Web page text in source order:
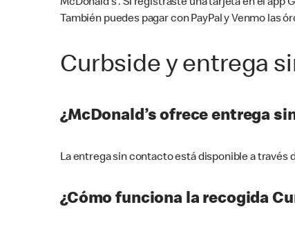
McDonald’s . Si registraste una tarjeta en el
También puedes pagar con PayPal y Venmo las
Curbside y entrega
¿McDonald’s ofrece entrega
La entrega sin contacto está disponible a través
¿Cómo funciona la recogida